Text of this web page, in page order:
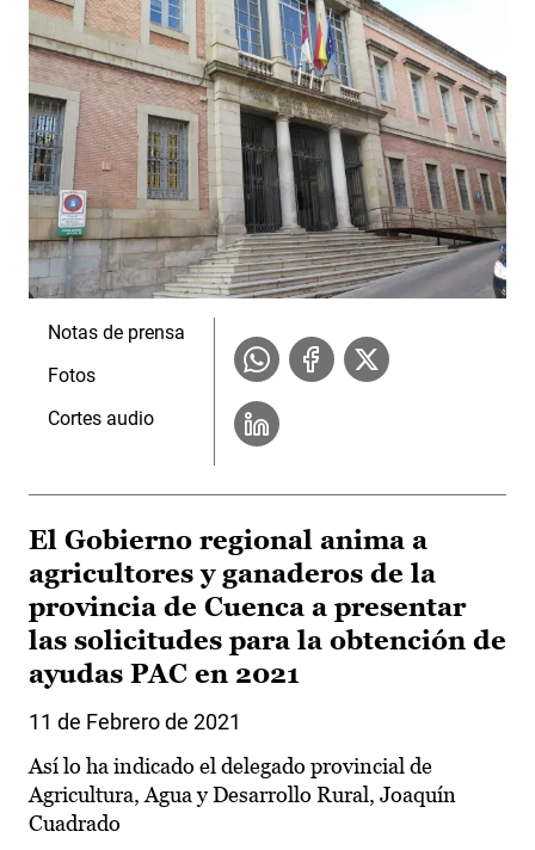
Notas de prensa
Fotos
Cortes audio
El Gobierno regional anima a
agricultores y ganaderos de la
provincia de Cuenca a presentar
las solicitudes para la obtención de
ayudas PAC en 2021
11 de Febrero de 2021
Así lo ha indicado el delegado provincial de
Agricultura, Agua y Desarrollo Rural, Joaquín
Cuadrado